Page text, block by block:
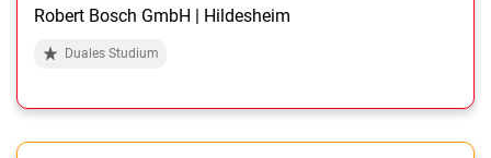
Robert Bosch GmbH | Hildesheim
Duales Studium